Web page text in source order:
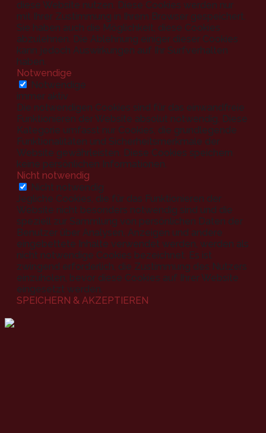
diese Website nutzen. Diese Cookies werden nur
mit Ihrer Zustimmung in Ihrem Browser gespeichert.
Sie haben auch die Möglichkeit, diese Cookies
abzulehnen. Die Ablehnung einiger dieser Cookies
kann jedoch Auswirkungen auf Ihr Surfverhalten
haben.
Notwendige
Notwendige
immer aktiv
Die notwendigen Cookies sind für das einwandfreie
Funktionieren der Website absolut notwendig. Diese
Kategorie umfasst nur Cookies, die grundlegende
Funktionalitäten und Sicherheitsmerkmale der
Website gewährleisten. Diese Cookies speichern
keine persönlichen Informationen.
Nicht notwendig
Nicht notwendig
Jegliche Cookies, die für das Funktionieren der
Website nicht besonders notwendig sind und die
speziell zur Sammlung von persönlichen Daten der
Benutzer über Analysen, Anzeigen und andere
eingebettete Inhalte verwendet werden, werden als
nicht notwendige Cookies bezeichnet. Es ist
zwingend erforderlich, die Zustimmung des Nutzers
einzuholen, bevor diese Cookies auf Ihrer Website
eingesetzt werden.
SPEICHERN & AKZEPTIEREN